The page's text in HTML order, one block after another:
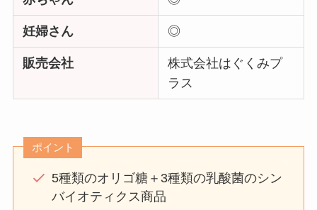
妊婦さん ◎
販売会社
株式会社はぐくみプ
ラス
ポイント
5種類のオリゴ糖＋3種類の乳酸菌のシン
バイオティクス商品